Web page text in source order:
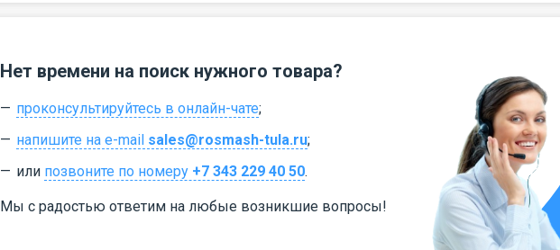
Нет времени на поиск нужного товара?
проконсультируйтесь в онлайн-чате;
напишите на e-mail sales@rosmash-tula.ru;
или позвоните по номеру +7 343 229 40 50.
Мы с радостью ответим на любые возникшие вопросы!